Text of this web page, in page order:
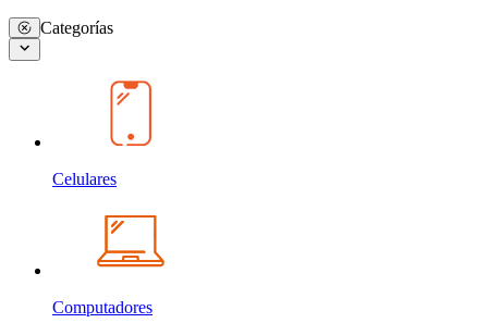
Categorías
Celulares
Computadores